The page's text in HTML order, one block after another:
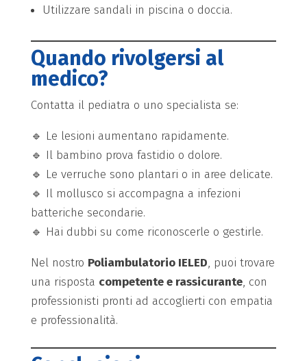
Utilizzare sandali in piscina o doccia.
Quando rivolgersi al
medico?
Contatta il pediatra o uno specialista se:
🔹 Le lesioni aumentano rapidamente.
🔹 Il bambino prova fastidio o dolore.
🔹 Le verruche sono plantari o in aree delicate.
🔹 Il mollusco si accompagna a infezioni
batteriche secondarie.
🔹 Hai dubbi su come riconoscerle o gestirle.
Nel nostro Poliambulatorio IELED, puoi trovare
una risposta competente e rassicurante, con
professionisti pronti ad accoglierti con empatia
e professionalità.